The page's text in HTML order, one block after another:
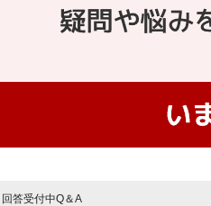
回答受付中Q＆A